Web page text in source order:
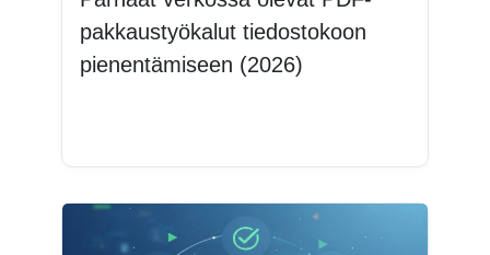
pakkaustyökalut tiedostokoon
pienentämiseen (2026)